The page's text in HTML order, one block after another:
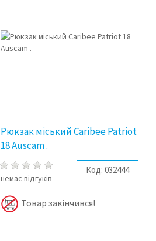
Рюкзак міський Caribee Patriot
18 Auscam .
немає відгуків
Код: 032444
Товар закінчився!